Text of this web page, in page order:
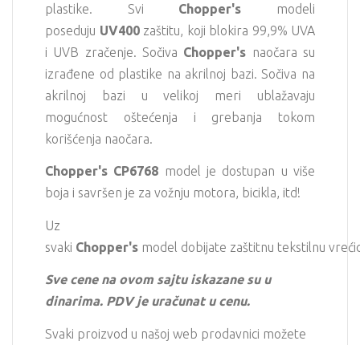
plastike. Svi Chopper's modeli
poseduju UV400zaštitu, koji blokira 99,9% UVA
i UVB zračenje. Sočiva Chopper's naočara su
izrađene od plastike na akrilnoj bazi. Sočiva na
akrilnoj bazi u velikoj meri ublažavaju
mogućnost oštećenja i grebanja tokom
korišćenja naočara.
Chopper's CP6768 model je dostupan u više
boja i savršen je za vožnju motora, bicikla, itd!
Uz
svaki Chopper's model dobijate zaštitnu tekstilnu
Sve cene na ovom sajtu iskazane su u
dinarima. PDV je uračunat u cenu.
Svaki proizvod u našoj web prodavnici možete